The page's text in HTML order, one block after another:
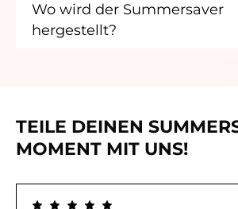
Wo wird der Summersaver
hergestellt?
TEILE DEINEN
MOMENT MIT UNS!